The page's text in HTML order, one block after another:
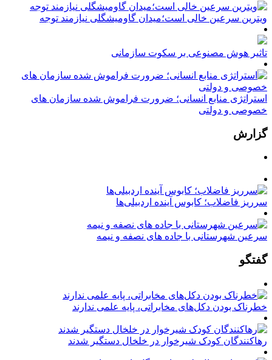
ویترین سرعین خالی است؛میدان گاومیشگلی نیازمند توجه
تاثیر هوش مصنوعی بر سکوت سازمانی
استراتژی منابع انسانی؛ ضرورت فراموش شده سازمان های
خصوصی و دولتی
گزارش
سرریز فاضلاب؛ کابوس آینده اردبیلی‌ها
سرعین شهرستانی با جاده های نصفه و نیمه
گفتگو
خطرناک بودن دکل‌های مخابراتی، پایه علمی ندارند
رهاکنندگان کودک شیرخوار در خلخال دستگیر شدند